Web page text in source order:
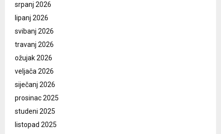
srpanj 2026
lipanj 2026
svibanj 2026
travanj 2026
ožujak 2026
veljača 2026
siječanj 2026
prosinac 2025
studeni 2025
listopad 2025